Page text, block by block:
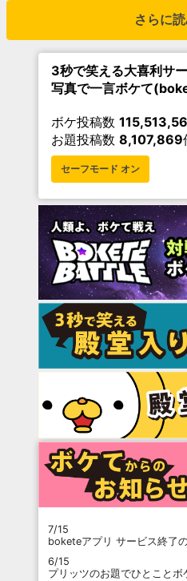
さらに
3秒で笑える大喜利サ
写真で一言ボケて
ボケ投稿数
お題投稿数 8,107,869
セーフモード オン
7/15
boketeアプリ サービス終了
6/15
プリッツのお題でひとことボ